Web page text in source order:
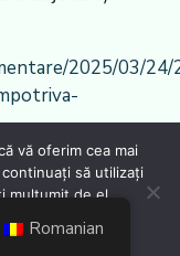
2025/03/24/
Romanian
vă oferim cea mai
să utilizați
mulțumit de el.